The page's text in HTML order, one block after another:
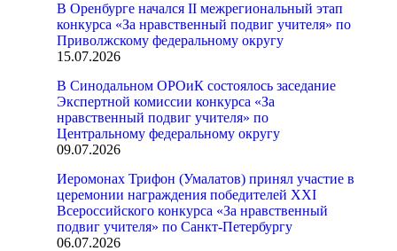
В Оренбурге начался II межрегиональный этап
конкурса «За нравственный подвиг учителя» по
Приволжскому федеральному округу
15.07.2026
В Синодальном ОРОиК состоялось заседание
Экспертной комиссии конкурса «За
нравственный подвиг учителя» по
Центральному федеральному округу
09.07.2026
Иеромонах Трифон (Умалатов) принял участие в
церемонии награждения победителей XXI
Всероссийского конкурса «За нравственный
подвиг учителя» по Санкт-Петербургу
06.07.2026